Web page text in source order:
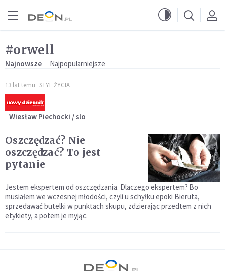
#orwell
Najnowsze Najpopularniejsze
13 lat temu STYL ŻYCIA
Wiesław Piechocki / slo
Oszczędzać? Nie
oszczędzać? To jest
pytanie
Jestem ekspertem od oszczędzania. Dlaczego ekspertem? Bo
musiałem we wczesnej młodości, czyli u schyłku epoki Bieruta,
sprzedawać butelki w punktach skupu, zdzierając przedtem z nich
etykiety, a potem je myjąc.